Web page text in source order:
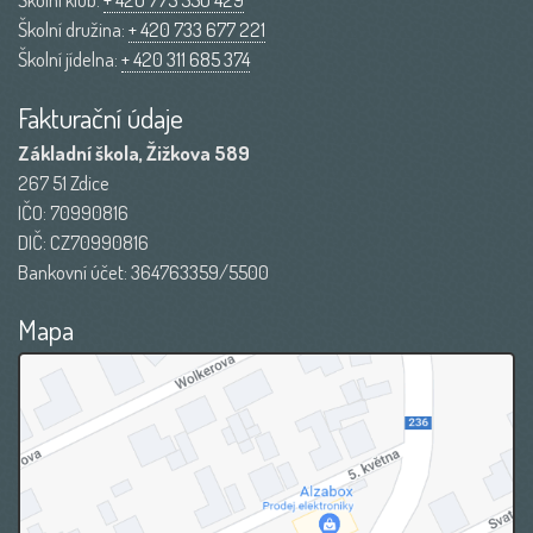
Školní družina:+ 420 733 677 221
Školní jídelna:+ 420 311 685 374
Fakturační údaje
Základní škola, Žižkova 589
267 51 Zdice
IČO: 70990816
DIČ: CZ70990816
Bankovní účet: 364763359/5500
Mapa